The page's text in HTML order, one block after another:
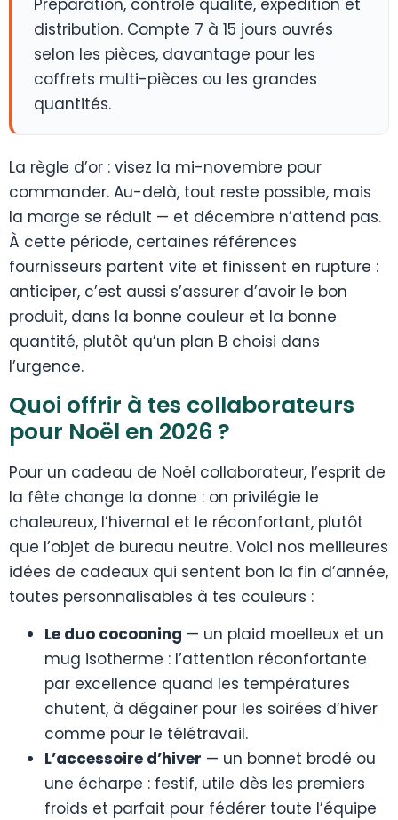
Préparation, contrôle qualité, expédition et
distribution. Compte 7 à 15 jours ouvrés
selon les pièces, davantage pour les
coffrets multi-pièces ou les grandes
quantités.
La règle d’or : visez la mi-novembre pour
commander. Au-delà, tout reste possible, mais
la marge se réduit — et décembre n’attend pas.
À cette période, certaines références
fournisseurs partent vite et finissent en rupture :
anticiper, c’est aussi s’assurer d’avoir le bon
produit, dans la bonne couleur et la bonne
quantité, plutôt qu’un plan B choisi dans
l’urgence.
Quoi offrir à tes collaborateurs
pour Noël en 2026 ?
Pour un cadeau de Noël collaborateur, l’esprit de
la fête change la donne : on privilégie le
chaleureux, l’hivernal et le réconfortant, plutôt
que l’objet de bureau neutre. Voici nos meilleures
idées de cadeaux qui sentent bon la fin d’année,
toutes personnalisables à tes couleurs :
Le duo cocooning — un plaid moelleux et un
mug isotherme : l’attention réconfortante
par excellence quand les températures
chutent, à dégainer pour les soirées d’hiver
comme pour le télétravail.
L’accessoire d’hiver — un bonnet brodé ou
une écharpe : festif, utile dès les premiers
froids et parfait pour fédérer toute l’équipe